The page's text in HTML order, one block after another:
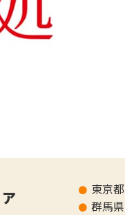
東京都
群馬県